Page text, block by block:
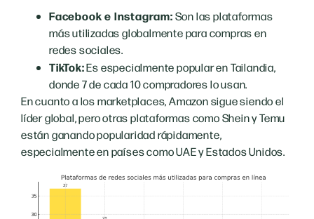
Facebook e Instagram:Son las plataformas
más utilizadas globalmente para compras en
redes sociales.
TikTok:Es especialmente popular en Tailandia,
donde 7 de cada 10 compradores lo usan.
En cuanto a los marketplaces, Amazon sigue siendo el
líder global, pero otras plataformas como Shein y Temu
están ganando popularidad rápidamente,
especialmente en países como UAE y Estados Unidos.